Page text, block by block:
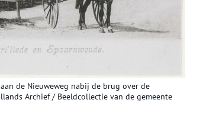
aan de Nieuweweg nabij de brug over de
Archief / Beeldcollectie van de gemeente